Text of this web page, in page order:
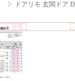
ドアリモ 玄関ドア